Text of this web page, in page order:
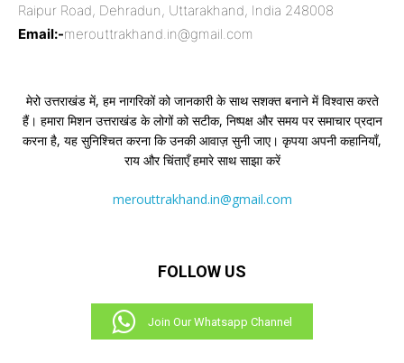
Raipur Road, Dehradun, Uttarakhand, India 248008
Email:-merouttrakhand.in@gmail.com
मेरो उत्तराखंड में, हम नागरिकों को जानकारी के साथ सशक्त बनाने में विश्वास करते
हैं। हमारा मिशन उत्तराखंड के लोगों को सटीक, निष्पक्ष और समय पर समाचार प्रदान
करना है, यह सुनिश्चित करना कि उनकी आवाज़ सुनी जाए। कृपया अपनी कहानियाँ,
राय और चिंताएँ हमारे साथ साझा करें
merouttrakhand.in@gmail.com
FOLLOW US
Join Our Whatsapp Channel